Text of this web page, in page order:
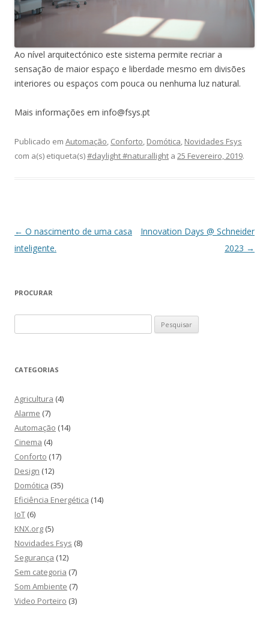
Ao nível arquitectónico este sistema permite recriar a
sensação de maior espaço e liberdade mesmo em divisões
interiores ou espaços com pouca ou nenhuma luz natural.
Mais informações em info@fsys.pt
Publicado em Automação, Conforto, Domótica, Novidades Fsys
com a(s) etiqueta(s)#daylight #naturallight a 25 Fevereiro, 2019.
Navegação de artigos
← O nascimento de uma casa
inteligente.
Innovation Days @ Schneider
2023 →
PROCURAR
por:
CATEGORIAS
Agricultura (4)
Alarme (7)
Automação (14)
Cinema (4)
Conforto (17)
Design (12)
Domótica (35)
Eficiência Energética (14)
IoT (6)
KNX.org (5)
Novidades Fsys (8)
Segurança (12)
Sem categoria (7)
Som Ambiente (7)
Video Porteiro (3)